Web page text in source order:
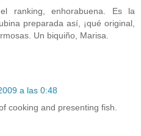
ranking, enhorabuena. Es la
preparada así, ¡qué original,
Un biquiño, Marisa.
a las 0:48
cooking and presenting fish.